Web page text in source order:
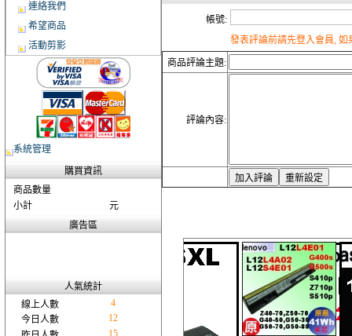
連絡我們
希望商品
活動剪影
系統管理
購買資訊
商品數量
小計
元
廣告區
人氣統計
線上人數
4
今日人數
12
15
帳號:
發表評論前請先登入會員,
商品評論主題:
評論內容: